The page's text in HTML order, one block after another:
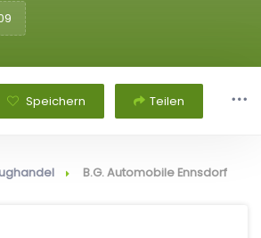
Speichern Teilen
B.G. Automobile Ennsdorf